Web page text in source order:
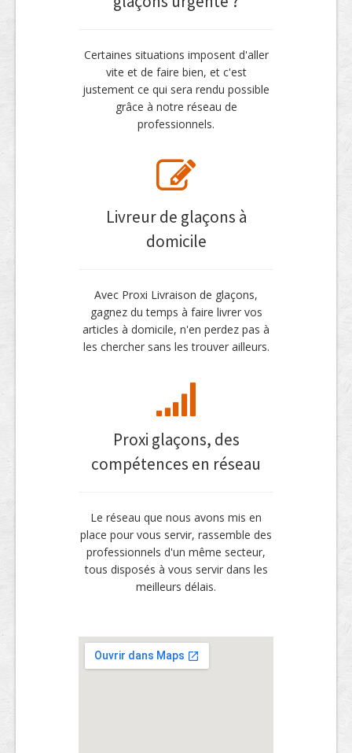
Certaines situations imposent d'aller
vite et de faire bien, et c'est
justement ce qui sera rendu possible
grâce à notre réseau de
professionnels.
Livreur de glaçons à
domicile
Avec Proxi Livraison de glaçons,
gagnez du temps à faire livrer vos
articles à domicile, n'en perdez pas à
les chercher sans les trouver ailleurs.
Proxi glaçons, des
compétences en réseau
Le réseau que nous avons mis en
place pour vous servir, rassemble des
professionnels d'un même secteur,
tous disposés à vous servir dans les
meilleurs délais.